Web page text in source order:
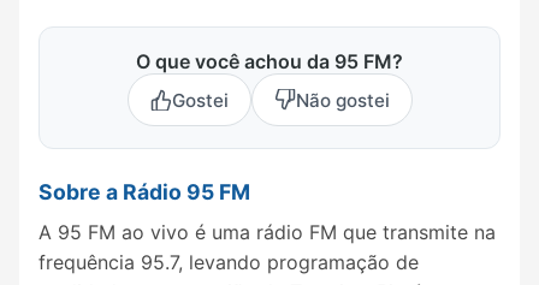
O que você achou da 95 FM?
Gostei Não gostei
Sobre a Rádio 95 FM
A 95 FM ao vivo é uma rádio FM que transmite na
frequência 95.7, levando programação de